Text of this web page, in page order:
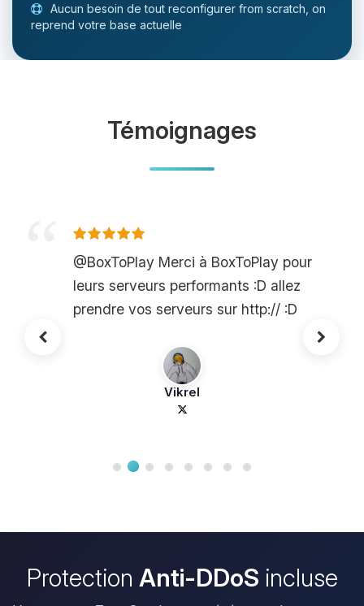
Aucun besoin de tout reconfigurer from scratch, on
reprend votre base actuelle
Témoignages
@BoxToPlay Merci à BoxToPlay pour
leurs serveurs performants :D allez
prendre vos serveurs sur http:// :D
Vikrel
Protection Anti-DDoS incluse